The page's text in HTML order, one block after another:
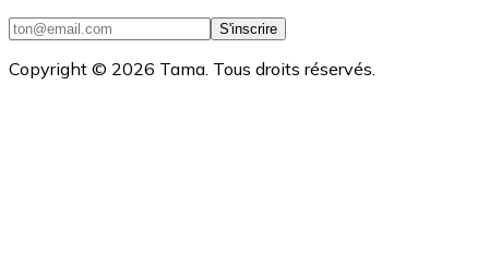
S'inscrire
Copyright © 2026 Tama. Tous droits réservés.